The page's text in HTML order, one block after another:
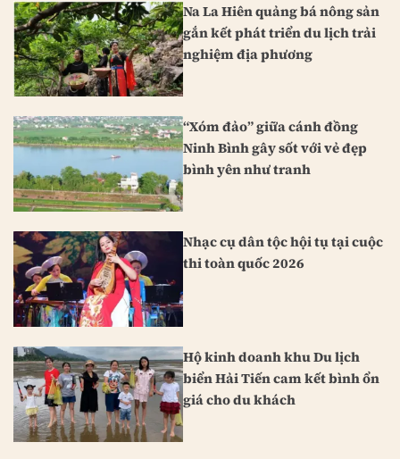
Na La Hiên quảng bá nông sản
gắn kết phát triển du lịch trải
nghiệm địa phương
“Xóm đảo” giữa cánh đồng
Ninh Bình gây sốt với vẻ đẹp
bình yên như tranh
Nhạc cụ dân tộc hội tụ tại cuộc
thi toàn quốc 2026
Hộ kinh doanh khu Du lịch
biển Hải Tiến cam kết bình ổn
giá cho du khách